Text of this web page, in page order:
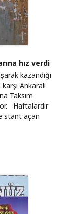
hız verdi
kazandığı
Ankaralı
Taksim
Haftalardır
stant açan